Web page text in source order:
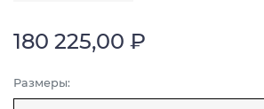
180 225,00 ₽
Размеры: